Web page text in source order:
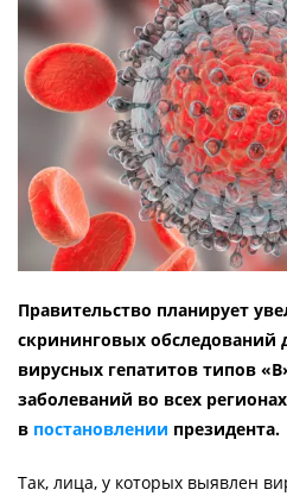
Правительство планирует
скрининговых обследований
вирусных гепатитов типов
заболеваний во всех
в постановлении президента.
Так, лица, у которых выявлен